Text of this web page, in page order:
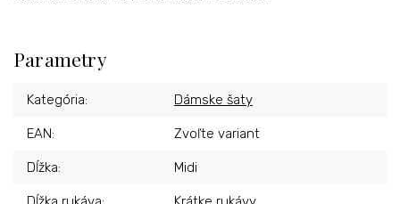
Parametry
Kategória: Dámske šaty
EAN: Zvoľte variant
Dĺžka: Midi